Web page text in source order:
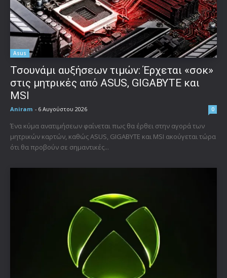
Asus
Τσουνάμι αυξήσεων τιμών: Έρχεται «σοκ»
στις μητρικές από ASUS, GIGABYTE και
MSI
Aniram - 6 Αυγούστου 2026 0
Ένα κύμα ανατιμήσεων φαίνεται πως θα έρθει στην αγορά των
μητρικών καρτών, καθώς ASUS, GIGABYTE και MSI ακούγεται τώρα
ότι θα προβούν σε σημαντικές...